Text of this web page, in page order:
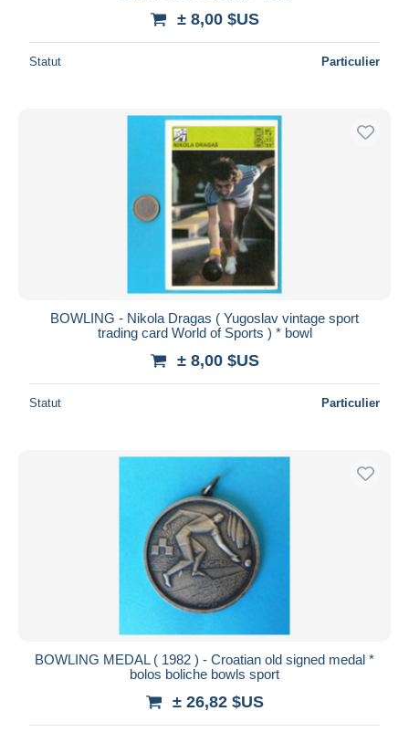
± 8,00 $US
Statut Particulier
BOWLING - Nikola Dragas ( Yugoslav vintage sport
trading card World of Sports ) * bowl
± 8,00 $US
Statut Particulier
BOWLING MEDAL ( 1982 ) - Croatian old signed medal *
bolos boliche bowls sport
± 26,82 $US